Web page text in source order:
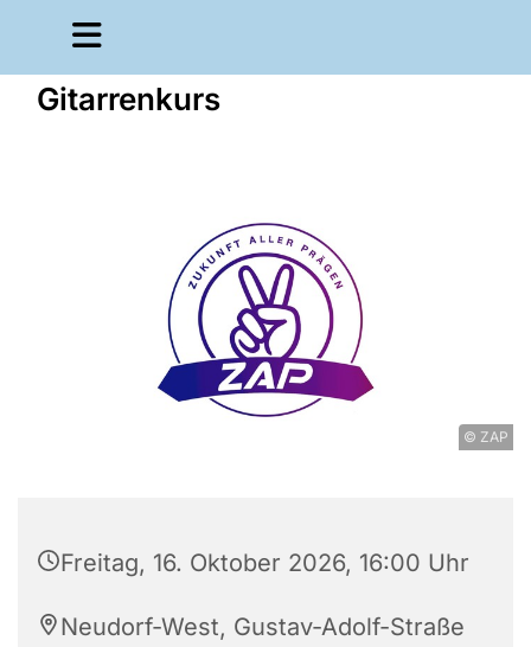
Gitarrenkurs
© ZAP
Freitag, 16. Oktober 2026, 16:00 Uhr
Neudorf-West, Gustav-Adolf-Straße